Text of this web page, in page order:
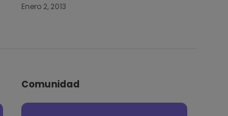
Enero 2, 2013
Comunidad